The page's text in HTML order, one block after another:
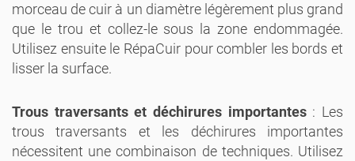
morceau de cuir à un diamètre légèrement plus grand
que le trou et collez-le sous la zone endommagée.
Utilisez ensuite le RépaCuir pour combler les bords et
lisser la surface.
Trous traversants et déchirures importantes: Les
trous traversants et les déchirures importantes
nécessitent une combinaison de techniques. Utilisez